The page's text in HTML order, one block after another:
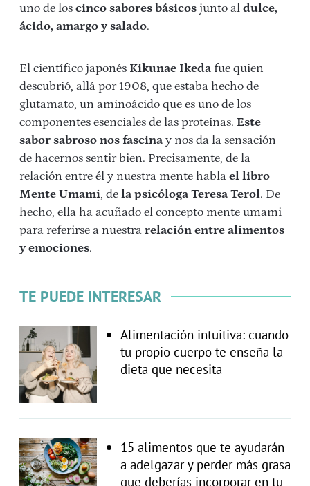
uno de los cinco sabores básicos junto al dulce,
ácido, amargo y salado.
El científico japonés Kikunae Ikeda fue quien
descubrió, allá por 1908, que estaba hecho de
glutamato, un aminoácido que es uno de los
componentes esenciales de las proteínas. Este
sabor sabroso nos fascina y nos da la sensación
de hacernos sentir bien. Precisamente, de la
relación entre él y nuestra mente habla el libro
Mente Umami, de la psicóloga Teresa Terol. De
hecho, ella ha acuñado el concepto mente umami
para referirse a nuestra relación entre alimentos
y emociones.
TE PUEDE INTERESAR
Alimentación intuitiva: cuando
tu propio cuerpo te enseña la
dieta que necesita
15 alimentos que te ayudarán
a adelgazar y perder más grasa
que deberías incorporar en tu